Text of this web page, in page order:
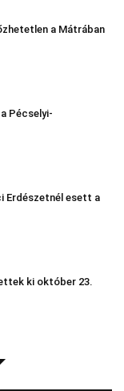
a Mátrában
Pécselyi-
Erdészetnél esett a
ki október 23.